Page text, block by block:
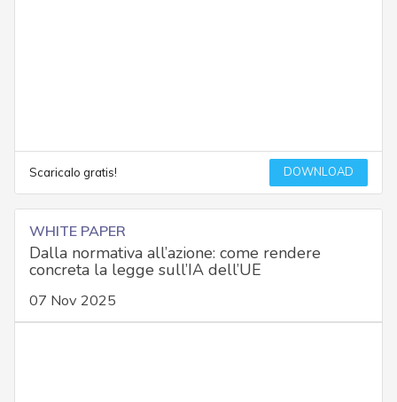
Scaricalo gratis! DOWNLOAD
WHITE PAPER
Dalla normativa all’azione: come rendere
concreta la legge sull’IA dell’UE
07 Nov 2025